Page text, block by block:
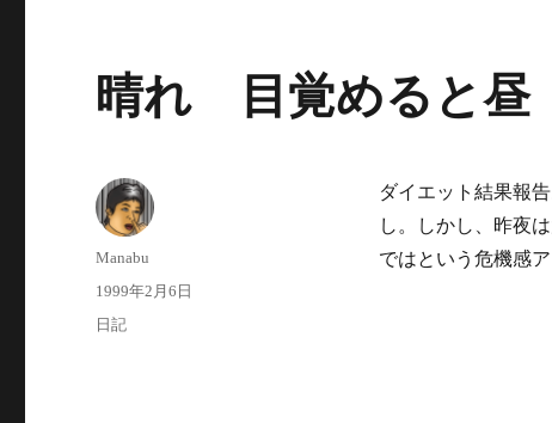
晴れ 目覚めると昼
ダイエット結果報
し。しかし、昨夜
ではという危機感ア
投
稿
Manabu
投
稿
1999年2月6日
カ
日記